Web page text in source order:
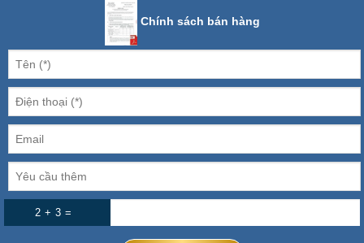
Chính sách bán hàng
2 + 3 =